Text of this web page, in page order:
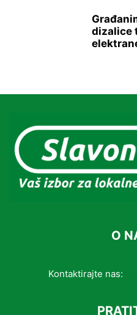
dizalice
O
Kontaktirajte nas: